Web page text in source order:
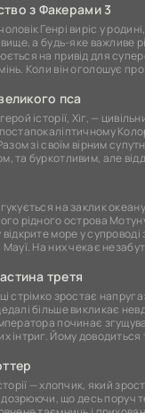
з Факерами 3
Генрі виріс у
а будь-яке важливе
на привід для
Коли він оголошує
пса
історії, Хіг, —
зі своїм вірним
та буркотливим, але
на заклик
рідного острова
море у
Мауї. На них чекає
третя
стрімко зростає
більше викликає
починає
інтриг. Йому
— хлопчик, який
що десь поруч